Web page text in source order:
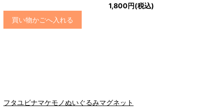
1,800円(税込)
買い物かごへ入れる
フタユビナマケモノぬいぐるみマグネット